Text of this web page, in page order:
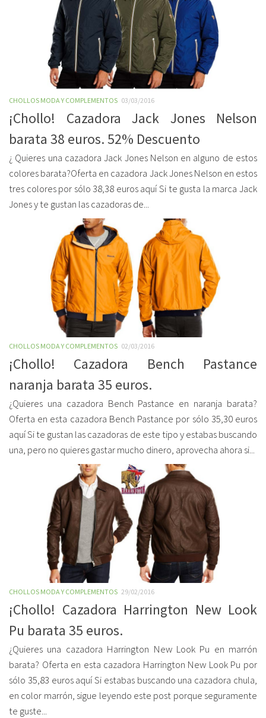
CHOLLOS MODA Y COMPLEMENTOS 03/03/2016
¡Chollo! Cazadora Jack Jones Nelson
barata 38 euros. 52% Descuento
¿ Quieres una cazadora Jack Jones Nelson en alguno de estos
colores barata?Oferta en cazadora Jack Jones Nelson en estos
tres colores por sólo 38,38 euros aquí Si te gusta la marca Jack
Jones y te gustan las cazadoras de...
CHOLLOS MODA Y COMPLEMENTOS 02/03/2016
¡Chollo! Cazadora Bench Pastance
naranja barata 35 euros.
¿Quieres una cazadora Bench Pastance en naranja barata?
Oferta en esta cazadora Bench Pastance por sólo 35,30 euros
aquí Si te gustan las cazadoras de este tipo y estabas buscando
una, pero no quieres gastar mucho dinero, aprovecha ahora si...
CHOLLOS MODA Y COMPLEMENTOS 29/02/2016
¡Chollo! Cazadora Harrington New Look
Pu barata 35 euros.
¿Quieres una cazadora Harrington New Look Pu en marrón
barata? Oferta en esta cazadora Harrington New Look Pu por
sólo 35,83 euros aquí Si estabas buscando una cazadora chula,
en color marrón, sigue leyendo este post porque seguramente
te guste...